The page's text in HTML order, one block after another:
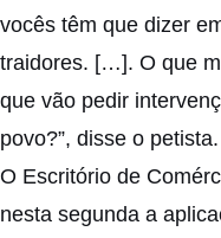
vocês têm que dizer
traidores. […]. O que
que vão pedir
povo?”, disse o petista.
O Escritório de
nesta segunda a